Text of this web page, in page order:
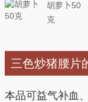
胡萝卜50
克
三色炒猪腰片
本品可益气补血